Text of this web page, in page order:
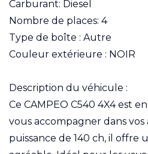
Carburant: Diesel
Nombre de places: 4
Type de boîte : Autre
Couleur extérieure : NOIR
Description du véhicule :
Ce CAMPEO C540 4X4 est
vous accompagner dans vos
puissance de 140 ch, il